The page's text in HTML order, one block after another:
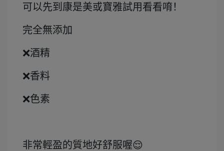
可以先到康是美或寶雅試用看看唷！
完全無添加
❌酒精
❌香料
❌色素
非常輕盈的質地好舒服喔😌